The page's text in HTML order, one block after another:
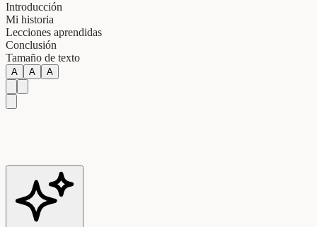
Introducción
Mi historia
Lecciones aprendidas
Conclusión
Tamaño de texto
A A A